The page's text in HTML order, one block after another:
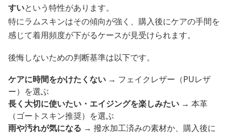
すいという特性があります。
特にラムスキンはその傾向が強く、購入後にケアの手間を
感じて着用頻度が下がるケースが見受けられます。
後悔しないための判断基準は以下です。
ケアに時間をかけたくない → フェイクレザー（PUレザ
ー）を選ぶ
長く大切に使いたい・エイジングを楽しみたい → 本革
（ゴートスキン推奨）を選ぶ
雨や汚れが気になる → 撥水加工済みの素材か、購入後に